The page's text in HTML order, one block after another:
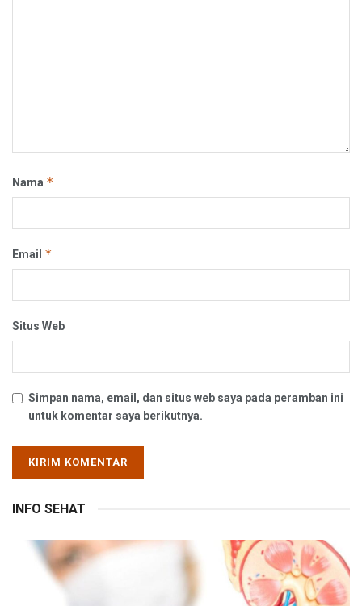
Nama *
Email *
Situs Web
Simpan nama, email, dan situs web saya pada peramban ini
untuk komentar saya berikutnya.
INFO SEHAT